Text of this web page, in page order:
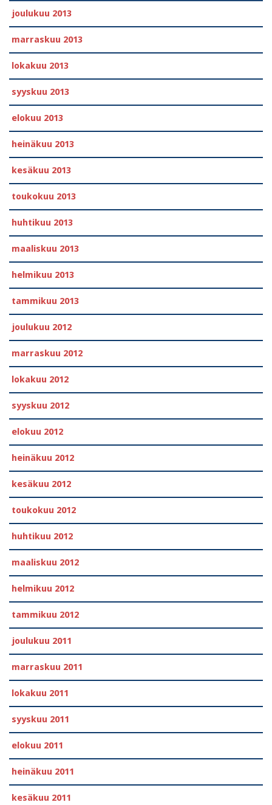
joulukuu 2013
marraskuu 2013
lokakuu 2013
syyskuu 2013
elokuu 2013
heinäkuu 2013
kesäkuu 2013
toukokuu 2013
huhtikuu 2013
maaliskuu 2013
helmikuu 2013
tammikuu 2013
joulukuu 2012
marraskuu 2012
lokakuu 2012
syyskuu 2012
elokuu 2012
heinäkuu 2012
kesäkuu 2012
toukokuu 2012
huhtikuu 2012
maaliskuu 2012
helmikuu 2012
tammikuu 2012
joulukuu 2011
marraskuu 2011
lokakuu 2011
syyskuu 2011
elokuu 2011
heinäkuu 2011
kesäkuu 2011